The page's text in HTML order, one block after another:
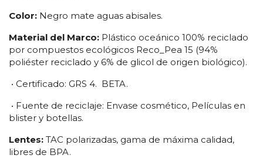
Color: Negro mate aguas abisales.
Material del Marco: Plástico oceánico 100% reciclado
por compuestos ecológicos Reco_Pea 15 (94%
poliéster reciclado y 6% de glicol de origen biológico).
• Certificado: GRS 4. BETA.
• Fuente de reciclaje: Envase cosmético, Películas en
blister y botellas.
Lentes: TAC polarizadas, gama de máxima calidad,
libres de BPA.